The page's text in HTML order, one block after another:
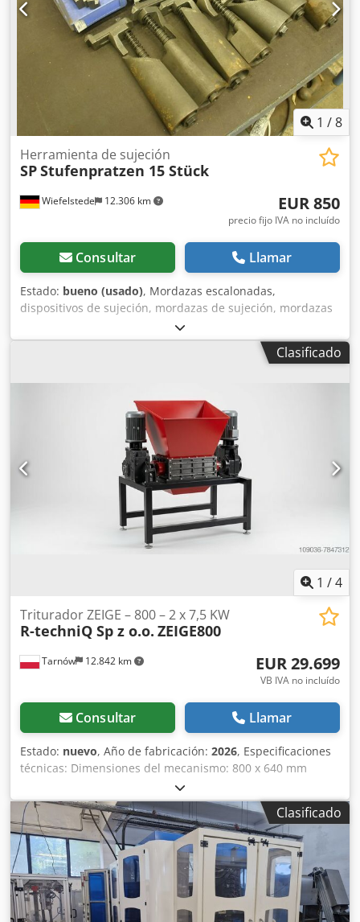
1 /8
Wiefelstede 12.306 km
Herramienta de sujeción
SPStufenpratzen 15 Stück
EUR 850
precio fijo IVA no incluído
Consultar Llamar
Estado: bueno (usado), Mordazas escalonadas,
dispositivos de sujeción, mordazas de sujeción, mordazas
de sujeción de baja altura, elementos de soporte para la
sujeción, herramientas de sujeción. -Alturas de sujeción:
15-240 mm -Para: ranuras de 12 mm de ancho -Cantidad:
Clasificado
1 /4
Tarnów 12.842 km
Triturador ZEIGE – 800 – 2 x 7,5 KW
R-techniQ Sp z o.o. ZEIGE800
EUR 29.699
VB IVA no incluído
Consultar Llamar
Estado: nuevo, Año de fabricación: 2026, Especificaciones
técnicas: Dimensiones del mecanismo: 800 x 640 mm
Motor de la máquina: Motor eléctrico 2 x 7,5 kW u otras
configuraciones Transmisión: Engranaje cilíndrico Número
de ejes: 2 unidades Diámetro del cuchillo con eje:
Cuchillos de 310 mm Número de cuchillos: 40 unidades,
Hardox 450 Grosor de los cuchillos: 10 mm Control:
SIEMENS Peso: 1300 kg Rendimiento: hasta 150 kg/h
Características principales: - Solución sólida y fiable. -
Diseño adaptado individualmente a las necesidades de
Clasificado